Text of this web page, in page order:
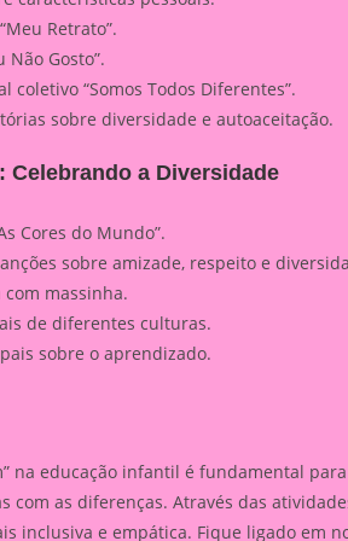
Retrato”.
Não Gosto”.
coletivo “Somos Todos Diferentes”.
sobre diversidade e autoaceitação.
Celebrando a Diversidade
Cores do Mundo”.
sobre amizade, respeito e
massinha.
de diferentes culturas.
sobre o aprendizado.
na educação infantil é fundamental
com as diferenças. Através das
inclusiva e empática. Fique ligado em